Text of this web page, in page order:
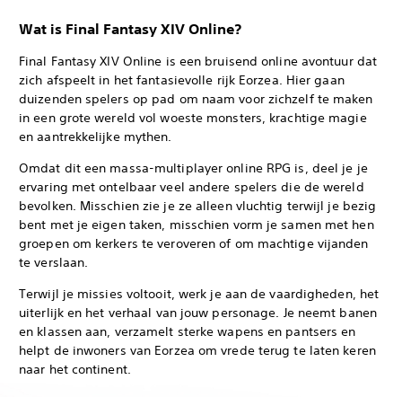
Wat is Final Fantasy XIV Online?
Final Fantasy XIV Online is een bruisend online avontuur dat
zich afspeelt in het fantasievolle rijk Eorzea. Hier gaan
duizenden spelers op pad om naam voor zichzelf te maken
in een grote wereld vol woeste monsters, krachtige magie
en aantrekkelijke mythen.
Omdat dit een massa-multiplayer online RPG is, deel je je
ervaring met ontelbaar veel andere spelers die de wereld
bevolken. Misschien zie je ze alleen vluchtig terwijl je bezig
bent met je eigen taken, misschien vorm je samen met hen
groepen om kerkers te veroveren of om machtige vijanden
te verslaan.
Terwijl je missies voltooit, werk je aan de vaardigheden, het
uiterlijk en het verhaal van jouw personage. Je neemt banen
en klassen aan, verzamelt sterke wapens en pantsers en
helpt de inwoners van Eorzea om vrede terug te laten keren
naar het continent.